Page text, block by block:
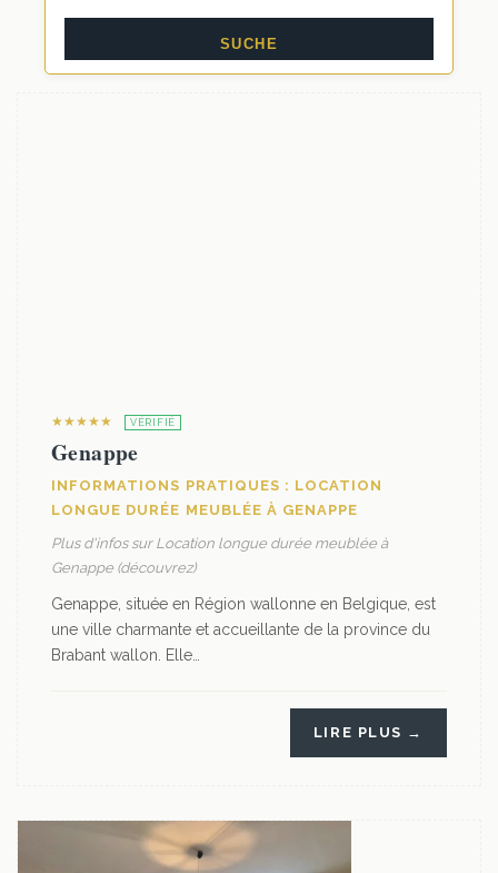
★★★★★ VÉRIFIÉ
Genappe
INFORMATIONS PRATIQUES : LOCATION
LONGUE DURÉE MEUBLÉE À GENAPPE
Plus d'infos sur Location longue durée meublée à
Genappe (découvrez)
Genappe, située en Région wallonne en Belgique, est
une ville charmante et accueillante de la province du
Brabant wallon. Elle…
LIRE PLUS →